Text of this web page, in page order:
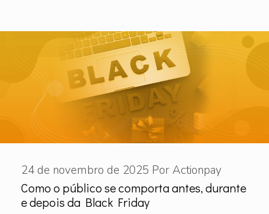
Como o público se comporta antes, durante
e depois da Black Friday
24 de novembro de 2025 PorActionpay